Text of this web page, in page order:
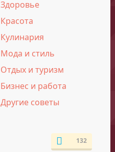
Здоровье
Красота
Кулинария
Мода и стиль
Отдых и туризм
Бизнес и работа
Другие советы
132